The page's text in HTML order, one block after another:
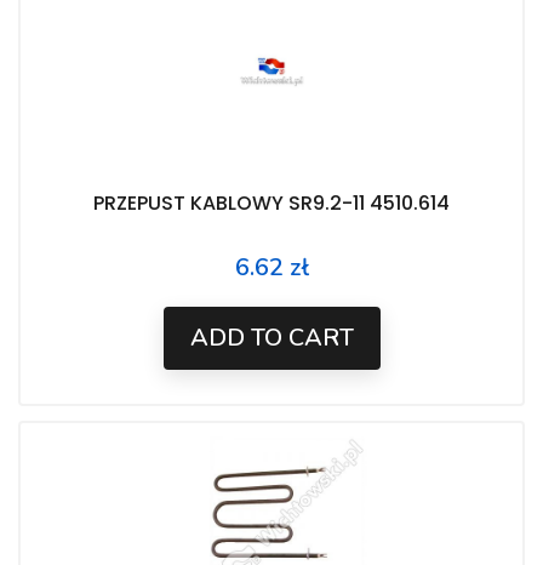
PRZEPUST KABLOWY SR9.2-11 4510.614
Price
6.62 zł
ADD TO CART